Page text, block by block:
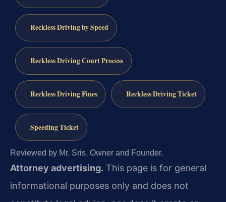
Reckless Driving by Speed
Reckless Driving Court Process
Reckless Driving Fines Reckless Driving Ticket
Speeding Ticket
Reviewed by Mr. Sris, Owner and Founder.
Attorney advertising. This page is for general
informational purposes only and does not